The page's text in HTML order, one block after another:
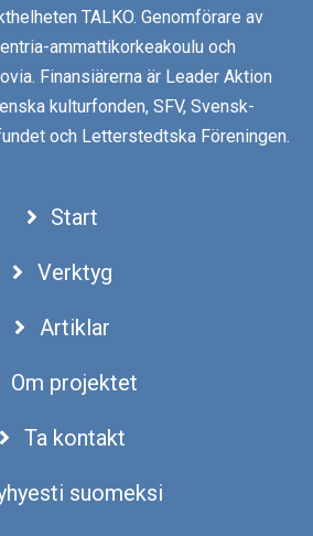
TALKO. Genomförare av
ammattikorkeakoulu och
Finansiärerna är Leader Aktion
kulturfonden, SFV, Svensk-
och Letterstedtska Föreningen.
Start
Verktyg
Artiklar
Om projektet
Ta kontakt
suomeksi